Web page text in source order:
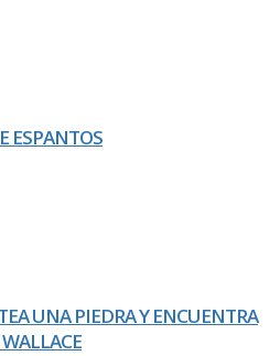
ESPANTOS
UNA PIEDRA Y ENCUENTRA